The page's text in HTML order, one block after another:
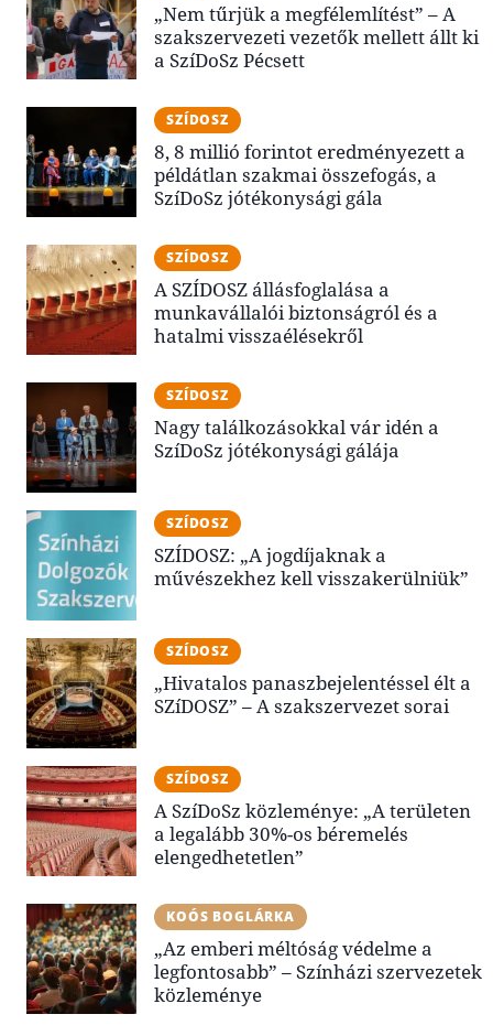
„Nem tűrjük a megfélemlítést” – A
szakszervezeti vezetők mellett állt ki
a SzíDoSz Pécsett
SZÍDOSZ
8, 8 millió forintot eredményezett a
példátlan szakmai összefogás, a
SzíDoSz jótékonysági gála
SZÍDOSZ
A SZÍDOSZ állásfoglalása a
munkavállalói biztonságról és a
hatalmi visszaélésekről
SZÍDOSZ
Nagy találkozásokkal vár idén a
SzíDoSz jótékonysági gálája
SZÍDOSZ
SZÍDOSZ: „A jogdíjaknak a
művészekhez kell visszakerülniük”
SZÍDOSZ
„Hivatalos panaszbejelentéssel élt a
SZíDOSZ” – A szakszervezet sorai
SZÍDOSZ
A SzíDoSz közleménye: „A területen
a legalább 30%-os béremelés
elengedhetetlen”
KOÓS BOGLÁRKA
„Az emberi méltóság védelme a
legfontosabb” – Színházi szervezetek
közleménye